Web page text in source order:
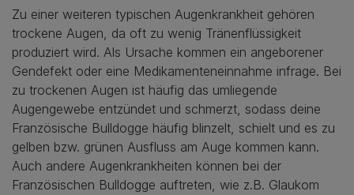
Zu einer weiteren typischen Augenkrankheit gehören
trockene Augen, da oft zu wenig Tränenflüssigkeit
produziert wird. Als Ursache kommen ein angeborener
Gendefekt oder eine Medikamenteneinnahme infrage. Bei
zu trockenen Augen ist häufig das umliegende
Augengewebe entzündet und schmerzt, sodass deine
Französische Bulldogge häufig blinzelt, schielt und es zu
gelben bzw. grünen Ausfluss am Auge kommen kann.
Auch andere Augenkrankheiten können bei der
Französischen Bulldogge auftreten, wie z.B. Glaukom